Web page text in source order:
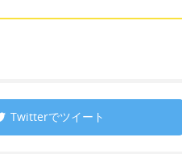
Twitterでツイート